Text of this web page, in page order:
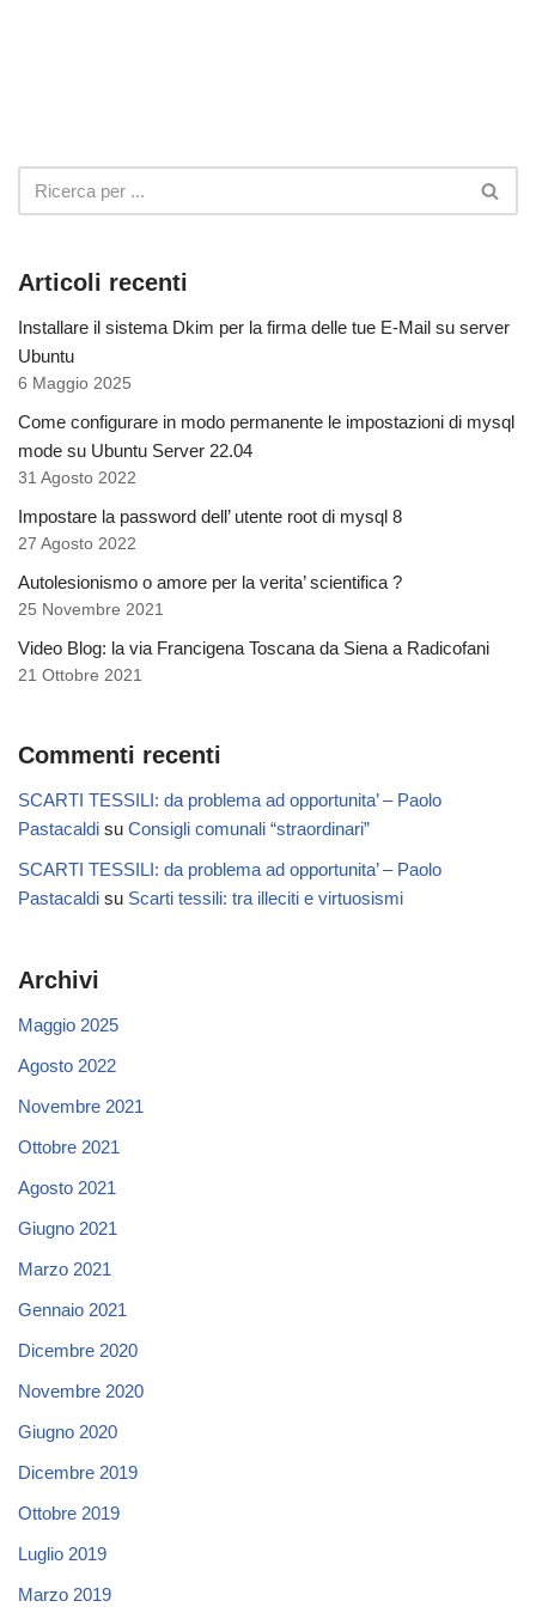
Articoli recenti
Installare il sistema Dkim per la firma delle tue E-Mail su server
Ubuntu
6 Maggio 2025
Come configurare in modo permanente le impostazioni di mysql
mode su Ubuntu Server 22.04
31 Agosto 2022
Impostare la password dell’ utente root di mysql 8
27 Agosto 2022
Autolesionismo o amore per la verita’ scientifica ?
25 Novembre 2021
Video Blog: la via Francigena Toscana da Siena a Radicofani
21 Ottobre 2021
Commenti recenti
SCARTI TESSILI: da problema ad opportunita’ – Paolo
Pastacaldi su Consigli comunali “straordinari”
SCARTI TESSILI: da problema ad opportunita’ – Paolo
Pastacaldi su Scarti tessili: tra illeciti e virtuosismi
Archivi
Maggio 2025
Agosto 2022
Novembre 2021
Ottobre 2021
Agosto 2021
Giugno 2021
Marzo 2021
Gennaio 2021
Dicembre 2020
Novembre 2020
Giugno 2020
Dicembre 2019
Ottobre 2019
Luglio 2019
Marzo 2019